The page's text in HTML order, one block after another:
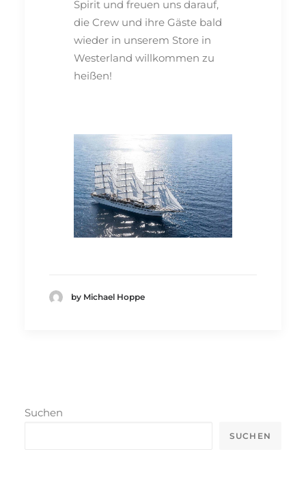
Spirit und freuen uns darauf,
die Crew und ihre Gäste bald
wieder in unserem Store in
Westerland willkommen zu
heißen!
by Michael Hoppe
Suchen
SUCHEN